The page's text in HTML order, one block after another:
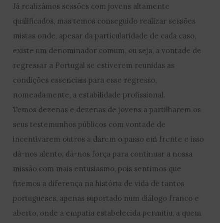
Já realizámos sessões com jovens altamente
qualificados, mas temos conseguido realizar sessões
mistas onde, apesar da particularidade de cada caso,
existe um denominador comum, ou seja, a vontade de
regressar a Portugal se estiverem reunidas as
condições essenciais para esse regresso,
nomeadamente, a estabilidade profissional.
Temos dezenas e dezenas de jovens a partilharem os
seus testemunhos públicos com vontade de
incentivarem outros a darem o passo em frente e isso
dá-nos alento, dá-nos força para continuar a nossa
missão com mais entusiasmo, pois sentimos que
fizemos a diferença na história de vida de tantos
portugueses, apenas suportado num diálogo franco e
aberto, onde a empatia estabelecida permitiu, a quem